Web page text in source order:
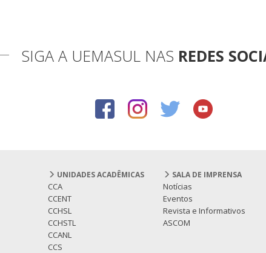
SIGA A UEMASUL NAS REDES
UNIDADES ACADÊMICAS
CCA
CCENT
CCHSL
CCHSTL
CCANL
CCS
SALA DE IMPRENSA
Notícias
Eventos
Revista e Informativos
ASCOM